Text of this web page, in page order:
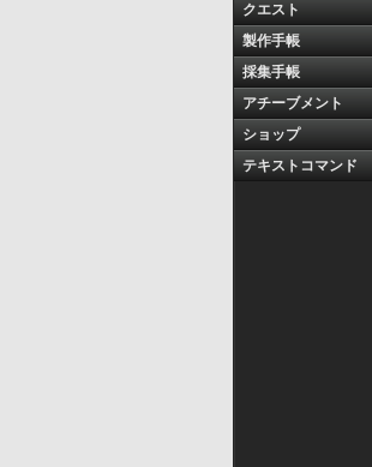
クエスト
製作手帳
採集手帳
アチーブメント
ショップ
テキストコマンド